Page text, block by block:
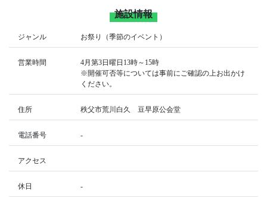
施設情報
ジャンル お祭り（季節のイベント）
営業時間
4月第3日曜日13時～15時
※開催可否等については事前にご確認の上お出かけ
ください。
住所 秩父市荒川白久 豆早原公会堂
電話番号 -
アクセス
休日 -